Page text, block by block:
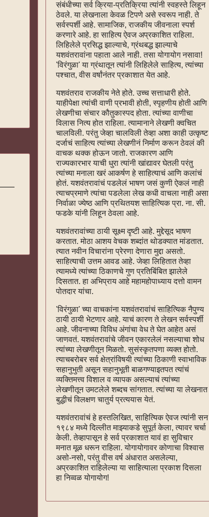
संबंधीच्या सर्व क्रिया-प्रतिक्रिया त्यांनी स्वहस्ते लिहून
ठेवले. या लेखनाला केवळ टिपणे असे स्वरूप नाही. ते
सर्वस्पर्शी आहे. सामाजिक, राजकीय जीवनाला स्पर्श
करणारे आहे. हा साहित्य ऐवज अप्रकाशित राहिला.
लिहिलेले प्रसिद्ध झाल्याचे, ग्रंथबद्ध झाल्याचे
यशवंतरावांना पहाता आले नाही. तसा योगायोग नसावा!
'विरंगुळा' या ग्रंथातून त्यांनी लिहिलेले साहित्य, त्यांच्या
पश्चात, वीस वर्षांनंतर प्रकाशात येत आहे.
यशवंतराव राजकीय नेते होते. उच्च सत्ताधारी होते.
याहीपेक्षा त्यांची वाणी प्रभावी होती, स्पृहणीय होती आणि
लेखणीचा संचार कौतुकास्पद होता. त्यांच्या वाणीचा
विलास नित्य होत राहिला. त्यामानाने लेखणी क्वचित
चालविली. परंतु जेव्हा चालविली तेव्हा अशा काही उत्कृष्ट
दर्जाचं साहित्य त्यांच्या लेखणीनं निर्माण करून ठेवलं की
वाचक थक्क होऊन जातो. राजकारण आणि
राज्यकारभार याची धुरा त्यांनी खांद्यावर घेतली परंतु
त्यांच्या मनाला खरं आकर्षण हे साहित्याचं आणि कलांचं
होतं. यशवंतरावांचं पडलेलं भाषण जसं कुणी ऐकलं नाही
त्याचप्रमाणे त्यांचा पडलेला लेख कधी वाचला नाही असा
निर्वाळा ज्येष्ठ आणि प्रथितयश साहित्यिक प्रा. ना. सी.
फडके यांनी लिहून ठेवला आहे.
यशवंतरावांच्या ठायी सूक्ष्म दृष्टी आहे. मुद्देसूद भाषण
करतात. मोठा आशय वेचक शब्दांत थोडक्यात मांडतात.
त्यात नवीन विचारांना प्रेरणा देणारा मुद्दा असतो.
साहित्याची उत्तम आवड आहे. जेव्हा लिहितात तेव्हा
त्यामध्ये त्यांच्या ठिकाणचे गुण प्रतिबिंबित झालेले
दिसतात. हा अभिप्राय आहे महामहोपाध्याय दत्तो वामन
पोतदार यांचा.
'विरंगुळा' च्या वाचकांना यशवंतरावांचं साहित्यिक नैपुण्य
ठायी ठायी भेटणार आहे. याचं कारण ते लेखन सर्वस्पर्शी
आहे. जीवनाच्या विविध अंगांचा वेध ते घेत आहेत असं
जाणवतं. यशवंतरावांचे जीवन एकारलेलं नसल्याचा शोध
त्यांच्या लेखणीतून मिळतो. सुसंस्कृतपणा व्यक्त होतो.
त्याचबरोबर सर्व क्षेत्रांविषयी त्यांच्या ठिकाणी स्वाभाविक
सहानुभुती असून सहानुभूती बाळगण्याइतपत त्यांचं
व्यक्तिमत्त्व विशाल व व्यापक असल्याचं त्यांच्या
लेखणीतून उमटलेले शब्दच सांगतात. त्यांच्या या लेखनात
बुद्धीचं विलक्षण चातुर्य प्रत्ययास येतं.
यशवंतरावांचं हे हस्तलिखित, साहित्यिक ऐवज त्यांनी सन
१९८४ मध्ये दिल्लीत माझ्याकडे सुपूर्त केला, त्यावर चर्चा
केली. तेव्हापासून हे सर्व प्रकाशात यावं हा सुविचार
मनात मूळ धरून राहिला. योगायोगावर कोणाचा विश्वास
असो-नसो, परंतु वीस वर्ष अंधारात असलेल्या,
अप्रकाशित राहिलेल्या या साहित्याला प्रकाश दिसला
हा निव्वळ योगायोग!